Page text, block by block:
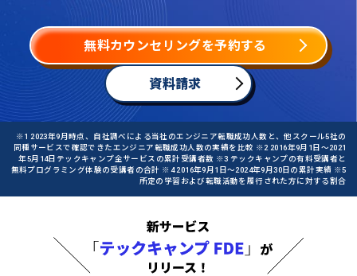
無料カウンセリングを予約する
資料請求
※1 2023年9月時点、自社調べによる当社のエンジニア転職成功人数と、他スクール5社の
同種サービスで確認できたエンジニア転職成功人数の実績を比較 ※2 2016年9月1日〜2021
年5月14日テックキャンプ全サービスの累計受講者数 ※3 テックキャンプの有料受講者と
無料プログラミング体験の受講者の合計 ※4 2016年9月1日〜2024年9月30日の累計実績 ※5
所定の学習および転職活動を履行された方に対する割合